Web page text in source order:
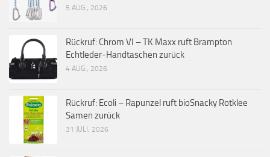
5 AUG., 2026
Rückruf: Chrom VI – TK Maxx ruft Brampton
Echtleder-Handtaschen zurück
4 AUG., 2026
Rückruf: Ecoli – Rapunzel ruft bioSnacky Rotklee
Samen zurück
31 JULI, 2026